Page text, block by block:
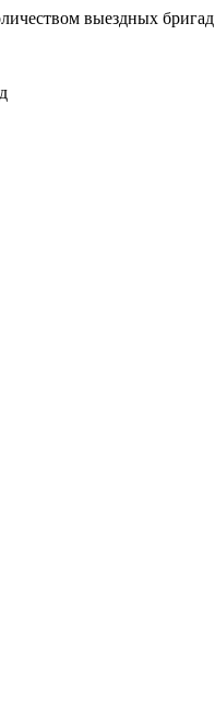
выездных бригад